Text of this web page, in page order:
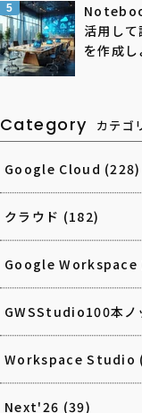
5
活用し
を作成し
Category カテゴ
Google Cloud (228)
クラウド (182)
Google Workspace
GWSStudio100本ノ
Workspace Studio
Next'26 (39)